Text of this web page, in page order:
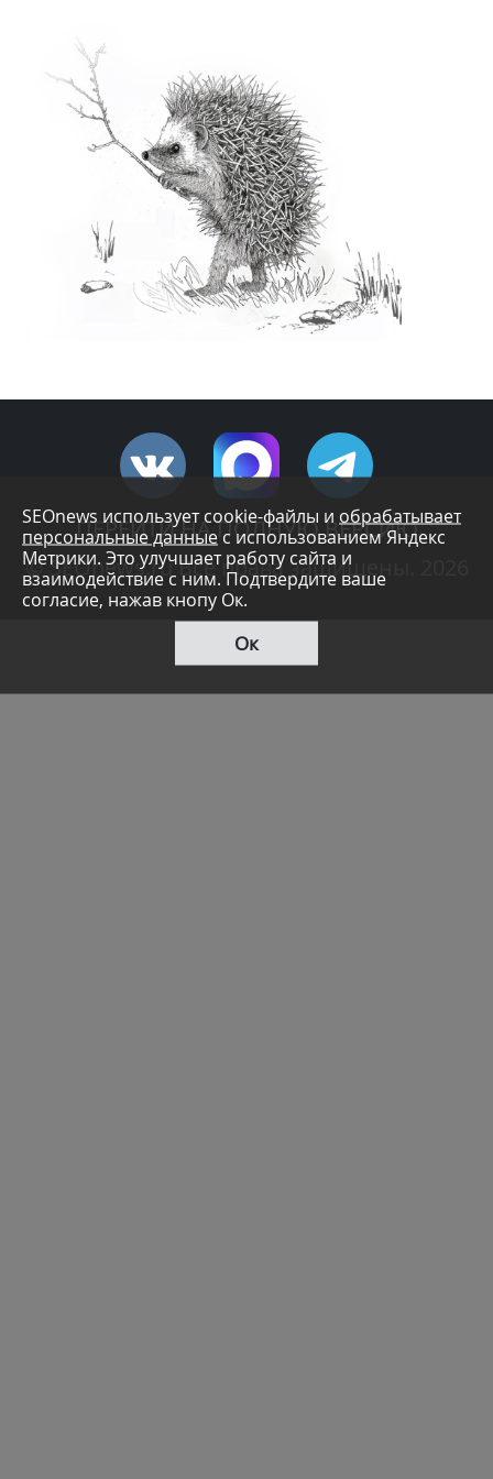
SEOnews использует cookie-файлы и обрабатывает
персональные данные с использованием Яндекс
Метрики. Это улучшает работу сайта и
взаимодействие с ним. Подтвердите ваше
согласие, нажав кнопу Ок.
Ок
ПЕРЕЙТИ НА ПОЛНУЮ ВЕРСИЮ
© SEOnews.ru Все права защищены. 2026